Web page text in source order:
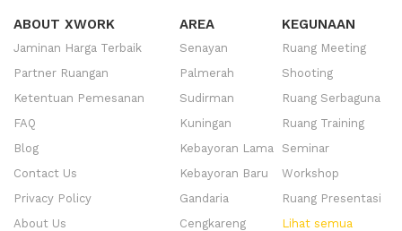
ABOUT XWORK
Jaminan Harga Terbaik
Partner Ruangan
Ketentuan Pemesanan
FAQ
Blog
Contact Us
Privacy Policy
About Us
AREA
Senayan
Palmerah
Sudirman
Kuningan
Kebayoran Lama
Kebayoran Baru
Gandaria
Cengkareng
KEGUNAAN
Ruang Meeting
Shooting
Ruang Serbaguna
Ruang Training
Seminar
Workshop
Ruang Presentasi
Lihat semua